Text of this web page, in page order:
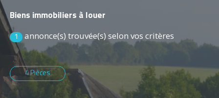
Biens immobiliers à louer
1 annonce(s) trouvée(s) selon vos critères
4 Pièces
Type d'offre
Location
Type de bien